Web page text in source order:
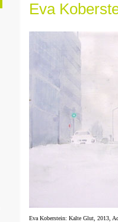
Eva
Eva Koberstein: Kalte Glut, 2013,